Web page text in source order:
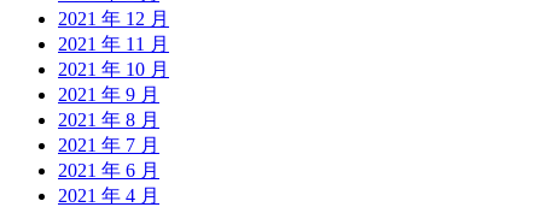
2021 年 12 月
2021 年 11 月
2021 年 10 月
2021 年 9 月
2021 年 8 月
2021 年 7 月
2021 年 6 月
2021 年 4 月